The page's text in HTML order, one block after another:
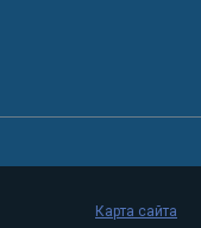
Карта сайта